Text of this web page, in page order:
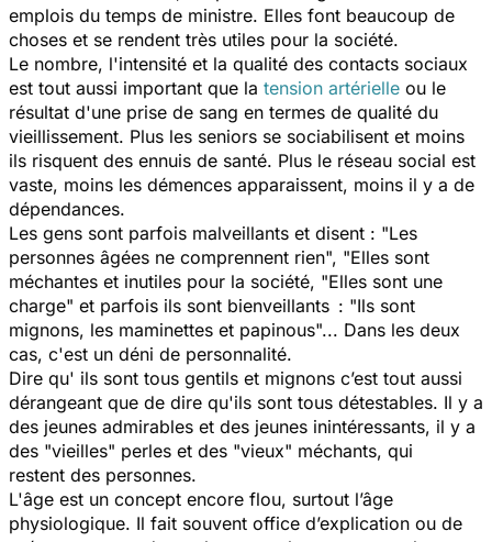
emplois du temps de ministre. Elles font beaucoup de
choses et se rendent très utiles pour la société.
Le nombre, l'intensité et la qualité des contacts sociaux
est tout aussi important que la tension artérielle ou le
résultat d'une prise de sang en termes de qualité du
vieillissement. Plus les seniors se sociabilisent et moins
ils risquent des ennuis de santé. Plus le réseau social est
vaste, moins les démences apparaissent, moins il y a de
dépendances.
Les gens sont parfois malveillants et disent : "Les
personnes âgées ne comprennent rien", "Elles sont
méchantes et inutiles pour la société, "Elles sont une
charge" et parfois ils sont bienveillants : "Ils sont
mignons, les maminettes et papinous"... Dans les deux
cas, c'est un déni de personnalité.
Dire qu' ils sont tous gentils et mignons c’est tout aussi
dérangeant que de dire qu'ils sont tous détestables. Il y a
des jeunes admirables et des jeunes inintéressants, il y a
des "vieilles" perles et des "vieux" méchants, qui
restent des personnes.
L'âge est un concept encore flou, surtout l’âge
physiologique. Il fait souvent office d’explication ou de